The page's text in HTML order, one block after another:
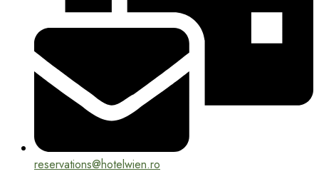
reservations@hotelwien.ro